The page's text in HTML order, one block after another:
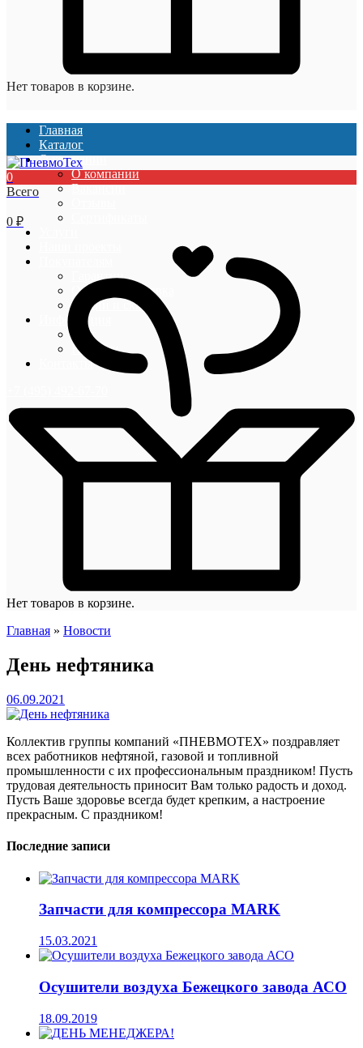
Нет товаров в корзине.
Главная
Каталог
О компании
О компании
Вакансии
Гарантии
Оплата и доставка
Акции и скидки
Информация
Блог
Новости
Контакты
0
Всего
0 ₽
Нет товаров в корзине.
Главная » Новости
День нефтяника
06.09.2021
Коллектив группы компаний «ПНЕВМОТЕХ» поздравляет
всех работников нефтяной, газовой и топливной
промышленности с их профессиональным праздником! Пусть
трудовая деятельность приносит Вам только радость и доход.
Пусть Ваше здоровье всегда будет крепким, а настроение
прекрасным. С праздником!
Последние записи
Запчасти для компрессора MARK
15.03.2021
Осушители воздуха Бежецкого завода АСО
18.09.2019